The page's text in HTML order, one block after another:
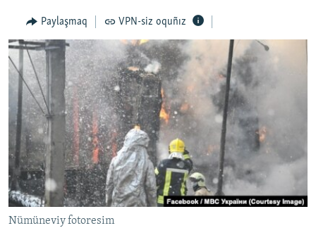
VİDEO
SÜRET
BLOGLAR
FİKİR
Русский
Українською
QOŞULIÑIZ!
Paylaşmaq VPN-siz oquñız
Nümüneviy fotoresim